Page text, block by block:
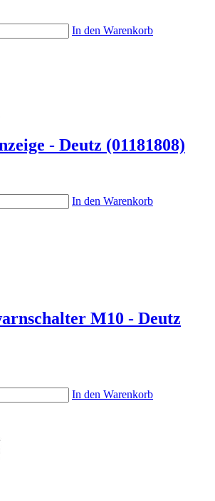
In den Warenkorb
- Deutz (01181808)
In den Warenkorb
M10 - Deutz
In den Warenkorb